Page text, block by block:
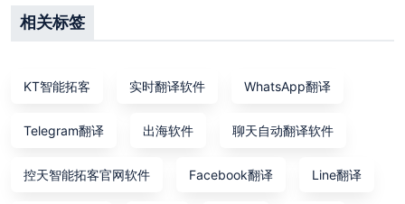
相关标签
KT智能拓客 实时翻译软件 WhatsApp翻译
Telegram翻译 出海软件 聊天自动翻译软件
控天智能拓客官网软件 Facebook翻译 Line翻译